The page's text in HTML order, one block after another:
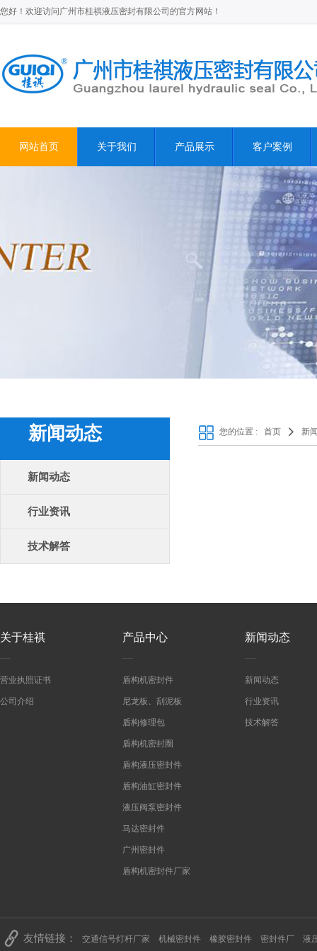
您好！欢迎访问广州市桂祺液压密封有限公司的官方网站！
网站首页 关于我们 产品展示 客户案例
新闻动态
新闻动态
行业资讯
技术解答
您的位置 : 首页 新
关于桂祺
营业执照证书
公司介绍
产品中心
盾构机密封件
尼龙板、刮泥板
盾构修理包
盾构机密封圈
盾构液压密封件
盾构油缸密封件
液压阀泵密封件
马达密封件
广州密封件
盾构机密封件厂家
新闻动态
新闻动态
行业资讯
技术解答
友情链接： 交通信号灯杆厂家 机械密封件 橡胶密封件 密封件厂 液